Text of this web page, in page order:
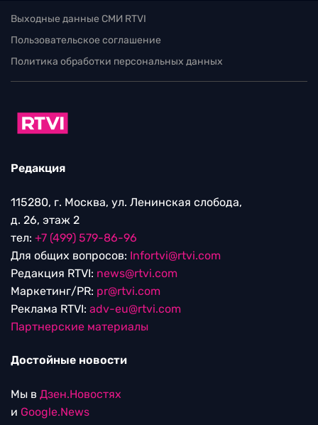
Выходные данные СМИ RTVI
Пользовательское соглашение
Политика обработки персональных данных
Редакция
115280, г. Москва, ул. Ленинская слобода,
д. 26, этаж 2
тел: +7 (499) 579-86-96
Для общих вопросов: Infortvi@rtvi.com
Редакция RTVI: news@rtvi.com
Маркетинг/PR: pr@rtvi.com
Реклама RTVI: adv-eu@rtvi.com
Партнерские материалы
Достойные новости
Мы в Дзен.Новостях
и Google.News